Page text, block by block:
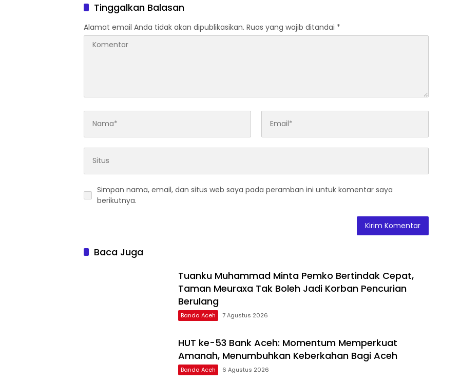
Tinggalkan Balasan
Alamat email Anda tidak akan dipublikasikan. Ruas yang wajib ditandai *
Simpan nama, email, dan situs web saya pada peramban ini untuk komentar saya
berikutnya.
Baca Juga
Tuanku Muhammad Minta Pemko Bertindak Cepat,
Taman Meuraxa Tak Boleh Jadi Korban Pencurian
Berulang
Banda Aceh 7 Agustus 2026
HUT ke-53 Bank Aceh: Momentum Memperkuat
Amanah, Menumbuhkan Keberkahan Bagi Aceh
Banda Aceh 6 Agustus 2026